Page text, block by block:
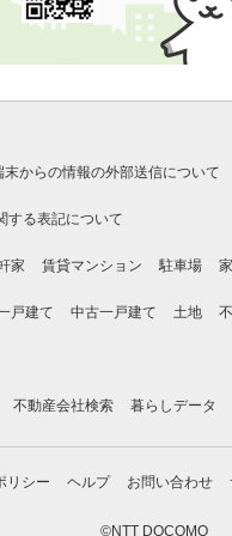
末からの情報の外部送信について
する表記について
家 賃貸マンション 駐車場
戸建て 中古一戸建て 土地
不動産会社検索 暮らしデータ
リシー ヘルプ お問い合わせ
©NTT DOCOMO